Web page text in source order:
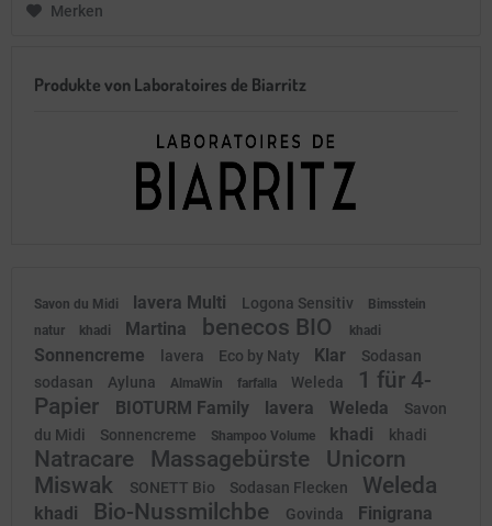
Merken
Produkte von Laboratoires de Biarritz
Savon du Midi lavera Multi Logona Sensitiv
Bimsstein
natur
khadi Martina benecos BIO khadi
Sonnencreme lavera Eco by Naty Klar
Sodasan
sodasan
Ayluna AlmaWin farfalla Weleda
1 für 4-
Papier
BIOTURM Family lavera Weleda
Savon
du Midi
Sonnencreme Shampoo Volume khadi khadi
Natracare Massagebürste
Unicorn
Miswak
SONETT Bio Sodasan Flecken Weleda
khadi Bio-Nussmilchbe Govinda
Finigrana